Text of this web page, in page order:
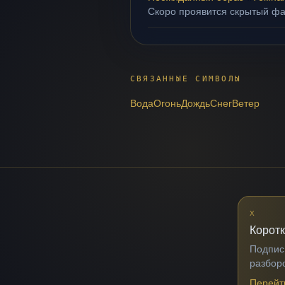
Скоро проявится скрытый
СВЯЗАННЫЕ СИМВОЛЫ
ВодаОгоньДождьСнегВетер
X